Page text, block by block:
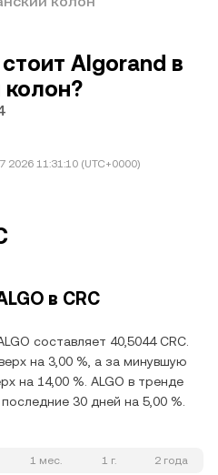
Algorand в
колон?
2026 11:31:10 (UTC+0000)
в CRC
составляет 40,5044 CRC.
на 3,00 %, а за минувшую
на 14,00 %. ALGO в тренде
30 дней на 5,00 %.
1 мес. 1 г. 2 года